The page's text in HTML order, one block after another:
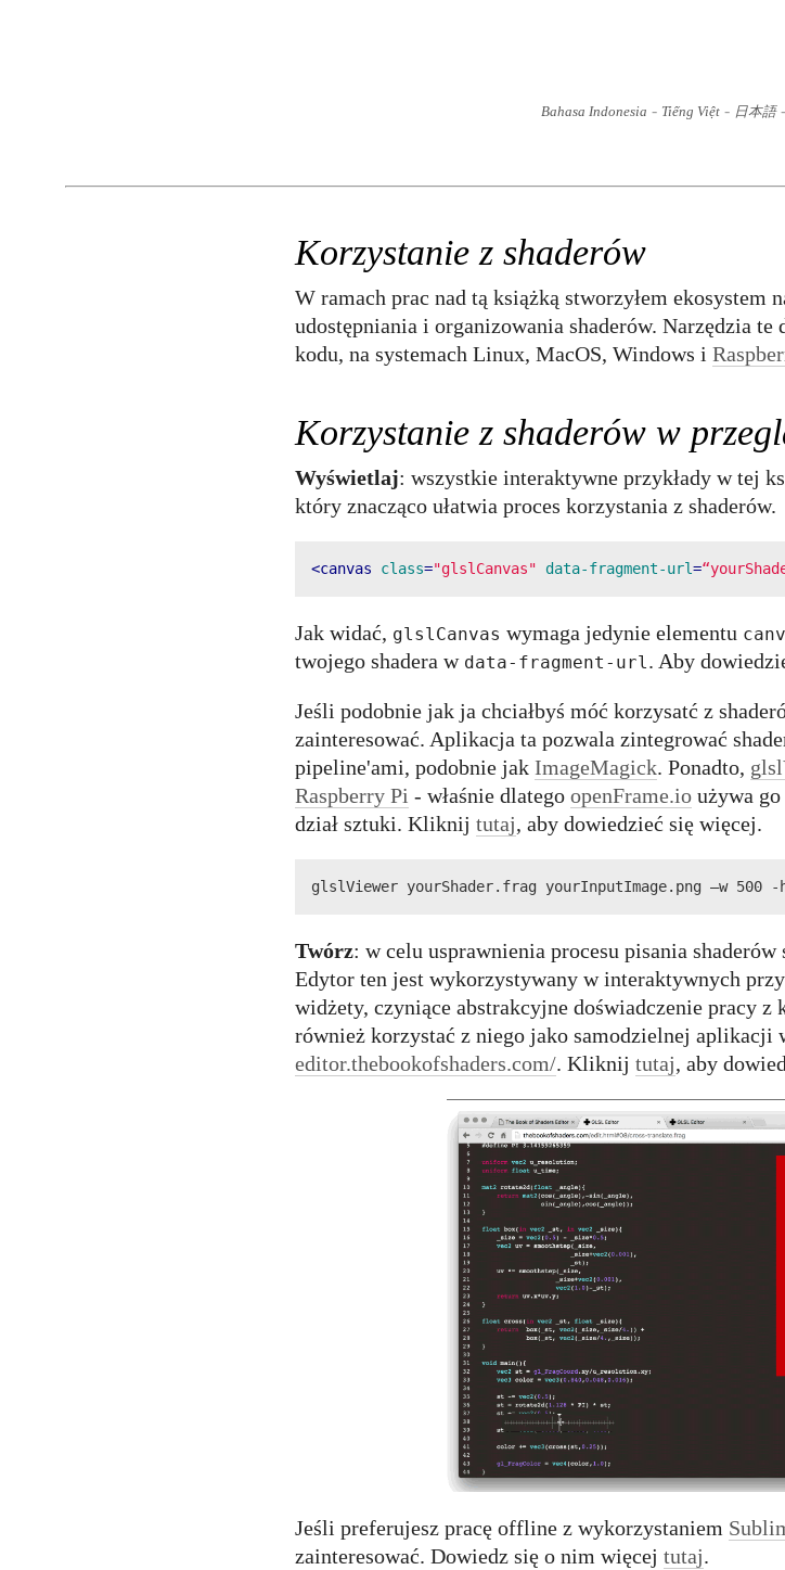
Bahasa Indonesia - Tiếng Việt - 日本語-
Korzystanie z shaderów
W ramach prac nad tą książką stworzyłem ekosystem
udostępniania i organizowania shaderów. Narzędzia te
kodu, na systemach Linux, MacOS, Windows i
Korzystanie z shaderów w
Wyświetlaj: wszystkie interaktywne przykłady w tej
który znacząco ułatwia proces korzystania z shaderów.
<canvas class="glslCanvas" data-fragment-url=
Jak widać, glslCanvas wymaga jedynie elementu
twojego shadera w data-fragment-url. Aby
Jeśli podobnie jak ja chciałbyś móć korzysatć z
zainteresować. Aplikacja ta pozwala zintegrować
pipeline'ami, podobnie jak ImageMagick. Ponadto,
Raspberry Pi - właśnie dlatego openFrame.io używa
dział sztuki. Kliknij tutaj, aby dowiedzieć się więcej.
glslViewer yourShader.frag yourInputImage.png —w 500 -
Twórz: w celu usprawnienia procesu pisania
Edytor ten jest wykorzystywany w interaktywnych
widżety, czyniące abstrakcyjne doświadczenie pracy
również korzystać z niego jako samodzielnej aplikacji
editor.thebookofshaders.com/. Kliknij tutaj, aby
Jeśli preferujesz pracę offline z wykorzystaniem
zainteresować. Dowiedz się o nim więcej tutaj.